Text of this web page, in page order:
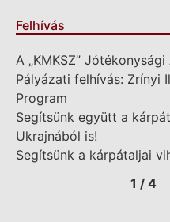
Felhívás
A „KMKSZ”
Pályázati felhívás: Zrínyi
Program
Segítsünk együtt a
Ukrajnából is!
Segítsünk a kárpátaljai
1 / 4